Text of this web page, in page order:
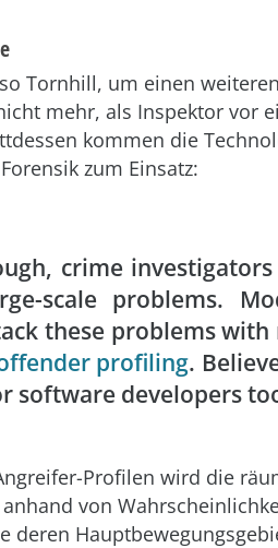
Tornhill, um einen
mehr, als Inspektor vor
kommen die
zum Einsatz:
crime
scale problems.
these problems with
profiling.
software developers
Profilen wird die
von
deren